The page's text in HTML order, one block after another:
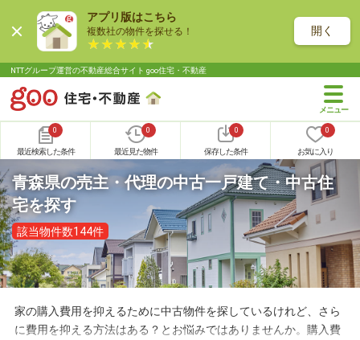
アプリ版はこちら
複数社の物件を探せる！ 開く
NTTグループ運営の不動産総合サイト goo住宅・不動産
0
最近検索した条件
0
最近見た物件
0
保存した条件
0
お気に入り
青森県の売主・代理の中古一戸建て・中古住
宅を探す
該当物件数144件
家の購入費用を抑えるために中古物件を探しているけれど、さら
に費用を抑える方法はある？とお悩みではありませんか。購入費